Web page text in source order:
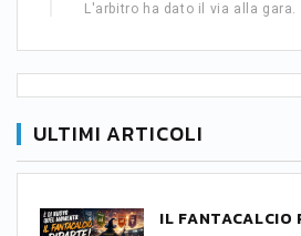
L'arbitro ha dato il via alla gara.
ULTIMI ARTICOLI
IL FANTACALCIO